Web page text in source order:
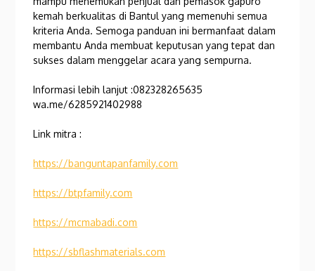
kemah berkualitas di Bantul yang memenuhi semua
kriteria Anda. Semoga panduan ini bermanfaat dalam
membantu Anda membuat keputusan yang tepat dan
sukses dalam menggelar acara yang sempurna.
Informasi lebih lanjut :082328265635
wa.me/6285921402988
Link mitra :
https://banguntapanfamily.com
https://btpfamily.com
https://mcmabadi.com
https://sbflashmaterials.com